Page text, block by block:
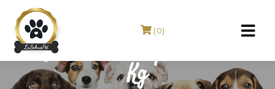
(0)
SERESTO Coleira para Cães < 8
Kg